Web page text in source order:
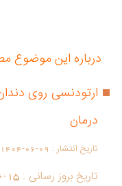
درباره این موضوع
ارتودنسی روی
درمان
تاریخ انتشار : 1404-06-09
تاریخ بروز رسانی : 15